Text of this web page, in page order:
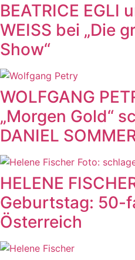
BEATRICE EGLI
WEISS bei „Die
Show“
WOLFGANG
„Morgen Gold“
DANIEL
HELENE
Geburtstag: 50-
Österreich